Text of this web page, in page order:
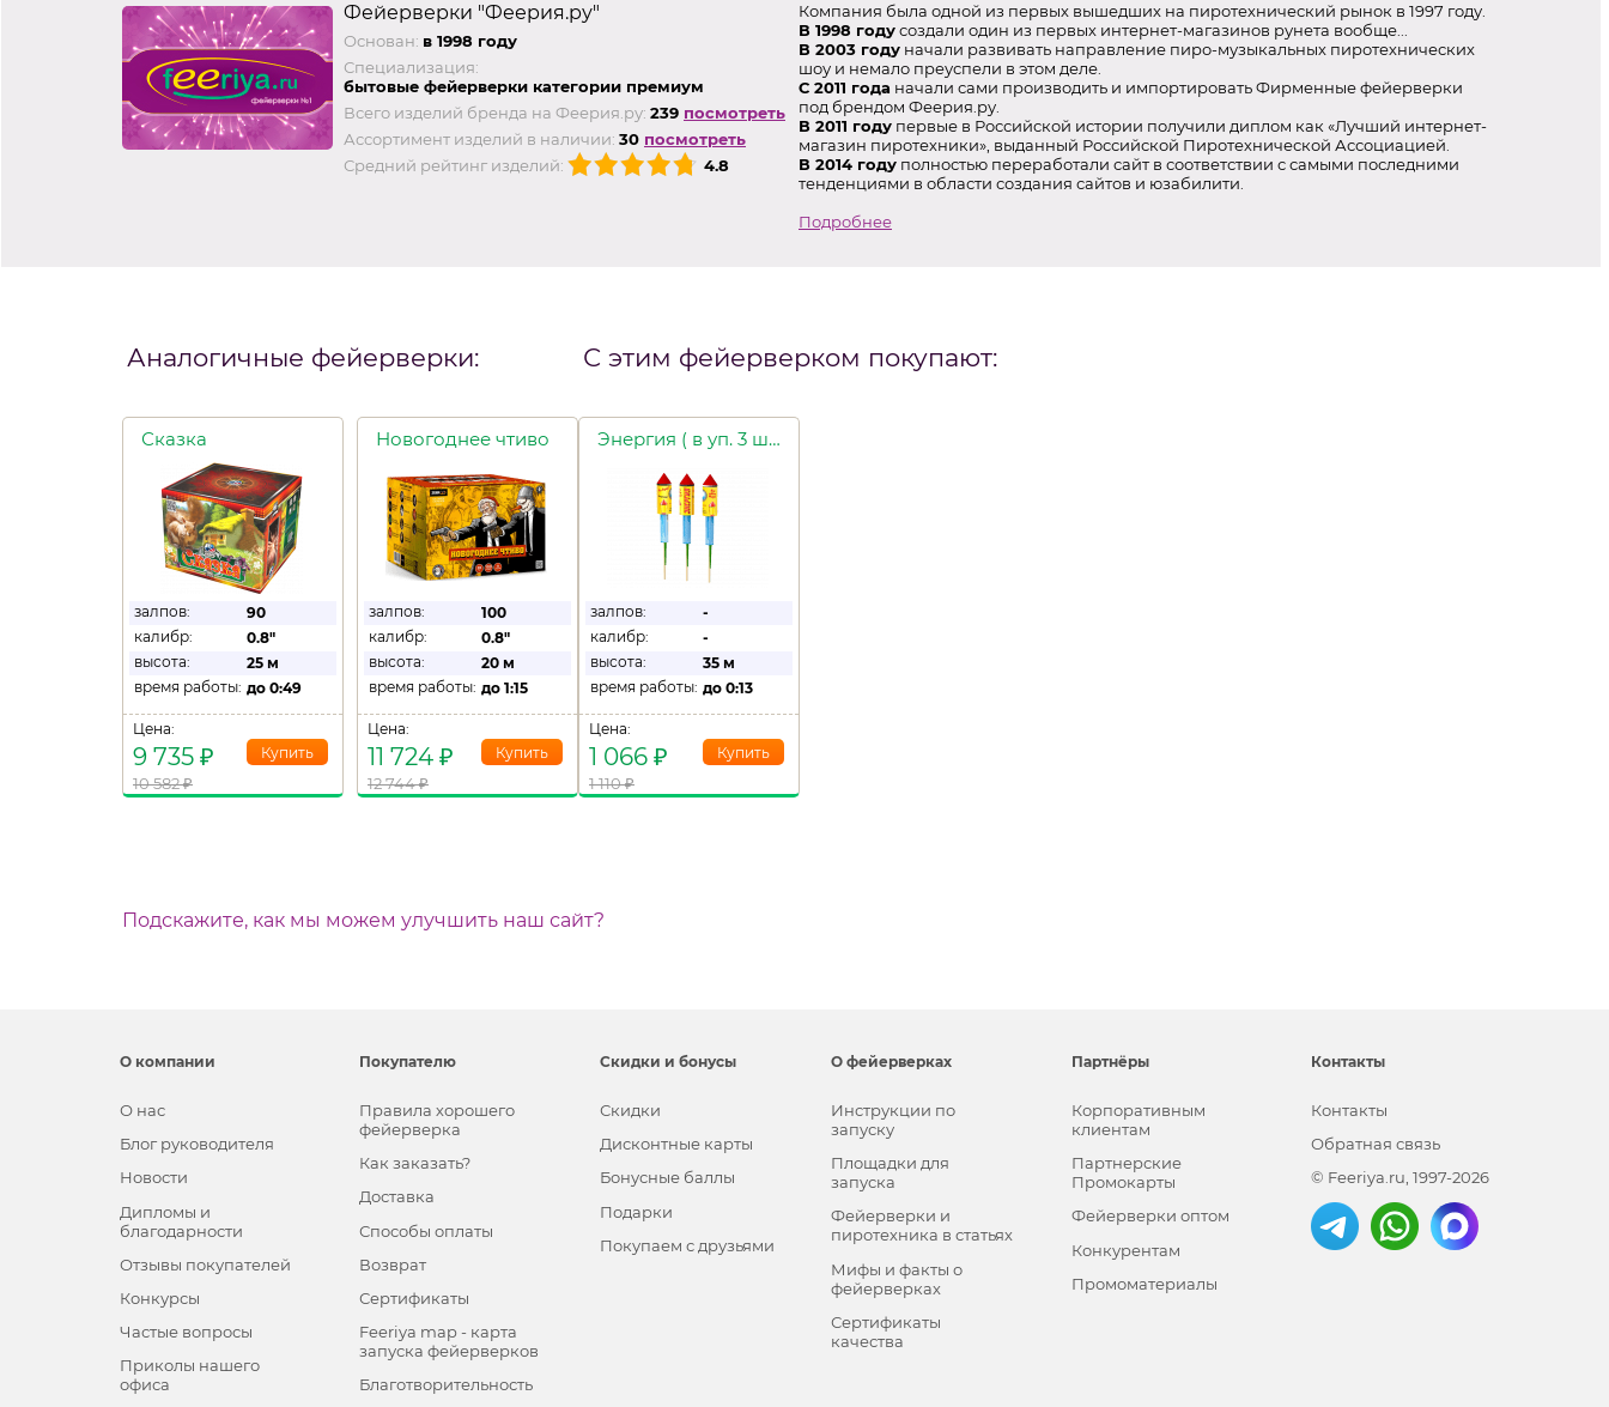
Фейерверки "Феерия.ру"
Основан: в 1998 году
Специализация:
бытовые фейерверки категории премиум
Всего изделий бренда на Феерия.ру: 239 посмотреть
Ассортимент изделий в наличии: 30 посмотреть
Средний рейтинг изделий:
4.8
Компания была одной из первых вышедших на пиротехнический рынок в 1997 году.
В 1998 годусоздали один из первых интернет-магазинов рунета вообще...
В 2003 году начали развивать направление пиро-музыкальных пиротехнических
шоу и немало преуспели в этом деле.
С 2011 года начали сами производить и импортировать Фирменные фейерверки
под брендом Феерия.ру.
В 2011 году первые в Российской истории получили диплом как «Лучший интернет-
магазин пиротехники», выданный Российской Пиротехнической Ассоциацией.
В 2014 году полностью переработали сайт в соответствии с самыми последними
тенденциями в области создания сайтов и юзабилити.
Подробнее
Аналогичные фейерверки:
Сказка
залпов:
90
калибр:
0.8"
высота:
25 м
время работы: до 0:49
Цена:
9 735 ₽
10 582₽
Новогоднее чтиво
залпов:
100
калибр:
0.8"
высота:
20 м
время работы: до 1:15
Цена:
11 724 ₽
12 744₽
С этим фейерверком покупают:
Энергия ( в уп. 3 шт.)
залпов:
-
калибр:
-
высота:
35 м
время работы: до 0:13
Цена:
1 066 ₽
1 110₽
Подскажите, как мы можем улучшить наш сайт?
О компании
О нас
Блог руководителя
Новости
Дипломы и
благодарности
Отзывы покупателей
Конкурсы
Частые вопросы
Приколы нашего
офиса
Покупателю
Правила хорошего
фейерверка
Как заказать?
Доставка
Способы оплаты
Возврат
Сертификаты
Feeriya map - карта
запуска фейерверков
Благотворительность
Скидки и бонусы
Скидки
Дисконтные карты
Бонусные баллы
Подарки
Покупаем с друзьями
О фейерверках
Инструкции по
запуску
Площадки для
запуска
Фейерверки и
пиротехника в статьях
Мифы и факты о
фейерверках
Сертификаты
качества
Партнёры
Корпоративным
клиентам
Партнерские
Промокарты
Фейерверки оптом
Конкурентам
Промоматериалы
Контакты
Контакты
Обратная связь
© Feeriya.ru, 1997-2026